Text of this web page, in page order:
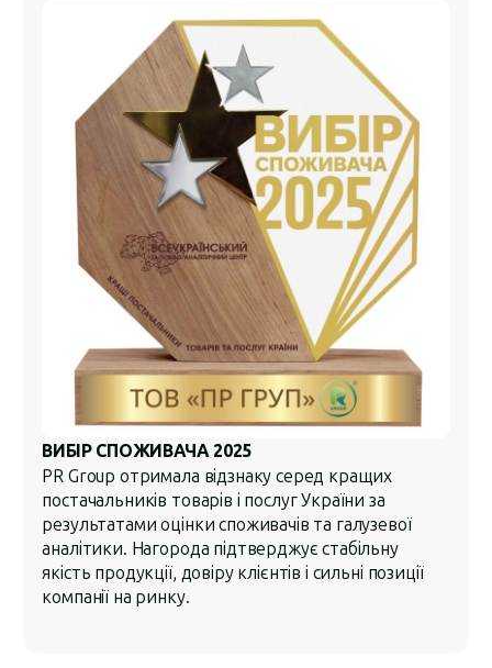
ВИБІР СПОЖИВАЧА 2025
PR Group отримала відзнаку серед кращих
постачальників товарів і послуг України за
результатами оцінки споживачів та галузевої
аналітики. Нагорода підтверджує стабільну
якість продукції, довіру клієнтів і сильні позиції
компанії на ринку.